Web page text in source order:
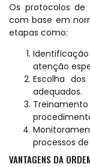
Os protocolos de
com base em
etapas como:
atenção
Escolha
adequados.
processos
VANTAGENS DA